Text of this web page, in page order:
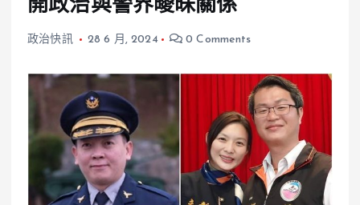
開政治與警界曖昧關係
政治快訊 28 6 月, 2024 0 Comments